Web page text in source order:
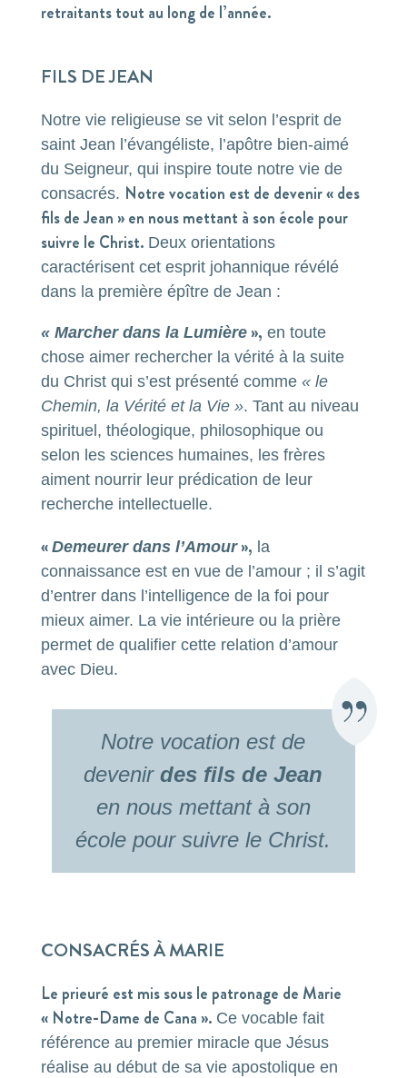
retraitants tout au long de l’année.
FILS DE JEAN
Notre vie religieuse se vit selon l’esprit de
saint Jean l’évangéliste, l’apôtre bien-aimé
du Seigneur, qui inspire toute notre vie de
consacrés. Notre vocation est de devenir « des
fils de Jean » en nous mettant à son école pour
suivre le Christ. Deux orientations
caractérisent cet esprit johannique révélé
dans la première épître de Jean :
« Marcher dans la Lumière», en toute
chose aimer rechercher la vérité à la suite
du Christ qui s’est présenté comme « le
Chemin, la Vérité et la Vie ». Tant au niveau
spirituel, théologique, philosophique ou
selon les sciences humaines, les frères
aiment nourrir leur prédication de leur
recherche intellectuelle.
« Demeurer dans l’Amour», la
connaissance est en vue de l’amour ; il s’agit
d’entrer dans l’intelligence de la foi pour
mieux aimer. La vie intérieure ou la prière
permet de qualifier cette relation d’amour
avec Dieu.
Notre vocation est de
devenirdes fils de Jean
en nous mettant à son
école pour suivre le Christ.
CONSACRÉS À MARIE
Le prieuré est mis sous le patronage de Marie
« Notre-Dame de Cana ». Ce vocable fait
référence au premier miracle que Jésus
réalise au début de sa vie apostolique en